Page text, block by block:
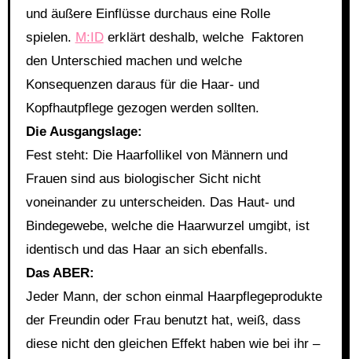
und äußere Einflüsse durchaus eine Rolle
spielen. M:IDerklärt deshalb, welche Faktoren
den Unterschied machen und welche
Konsequenzen daraus für die Haar- und
Kopfhautpflege gezogen werden sollten.
Die Ausgangslage:
Fest steht: Die Haarfollikel von Männern und
Frauen sind aus biologischer Sicht nicht
voneinander zu unterscheiden. Das Haut- und
Bindegewebe, welche die Haarwurzel umgibt, ist
identisch und das Haar an sich ebenfalls.
Das ABER:
Jeder Mann, der schon einmal Haarpflegeprodukte
der Freundin oder Frau benutzt hat, weiß, dass
diese nicht den gleichen Effekt haben wie bei ihr –